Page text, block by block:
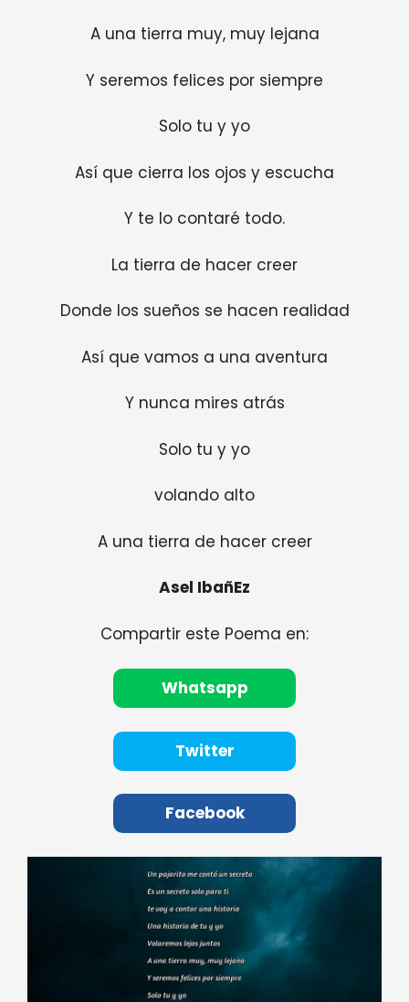
A una tierra muy, muy lejana
Y seremos felices por siempre
Solo tu y yo
Así que cierra los ojos y escucha
Y te lo contaré todo.
La tierra de hacer creer
Donde los sueños se hacen realidad
Así que vamos a una aventura
Y nunca mires atrás
Solo tu y yo
volando alto
A una tierra de hacer creer
Asel IbañEz
Compartir este Poema en:
Whatsapp
Twitter
Facebook